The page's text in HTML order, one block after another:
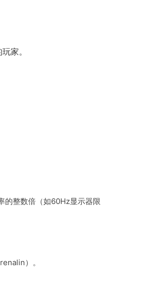
家。
的整数倍（如60Hz显示器限
）。